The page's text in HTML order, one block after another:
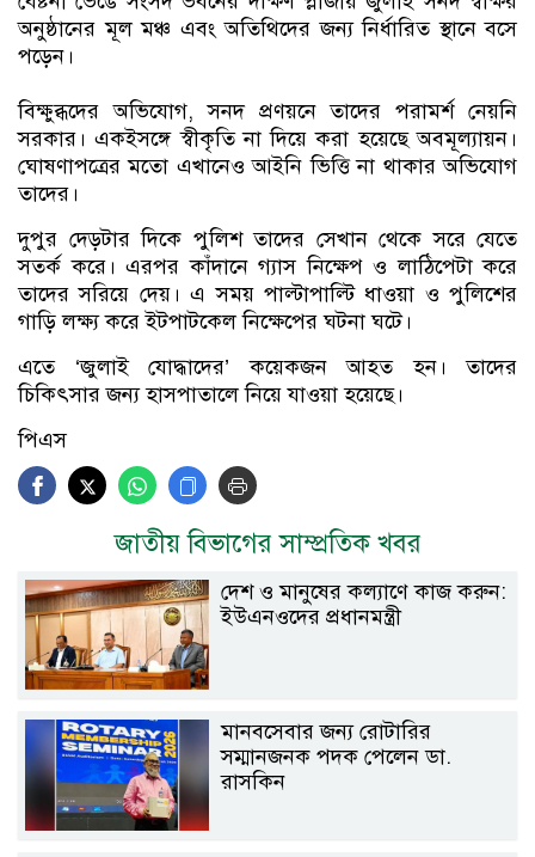
অনুষ্ঠানের মূল মঞ্চ এবং অতিথিদের জন্য নির্ধারিত স্থানে বসে
পড়েন।
বিক্ষুব্ধদের অভিযোগ, সনদ প্রণয়নে তাদের পরামর্শ নেয়নি
সরকার। একইসঙ্গে স্বীকৃতি না দিয়ে করা হয়েছে অবমূল্যায়ন।
ঘোষণাপত্রের মতো এখানেও আইনি ভিত্তি না থাকার অভিযোগ
তাদের।
দুপুর দেড়টার দিকে পুলিশ তাদের সেখান থেকে সরে যেতে
সতর্ক করে। এরপর কাঁদানে গ্যাস নিক্ষেপ ও লাঠিপেটা করে
তাদের সরিয়ে দেয়। এ সময় পাল্টাপাল্টি ধাওয়া ও পুলিশের
গাড়ি লক্ষ্য করে ইটপাটকেল নিক্ষেপের ঘটনা ঘটে।
এতে ‘জুলাই যোদ্ধাদের’ কয়েকজন আহত হন। তাদের
চিকিৎসার জন্য হাসপাতালে নিয়ে যাওয়া হয়েছে।
পিএস
জাতীয় বিভাগের সাম্প্রতিক খবর
দেশ ও মানুষের কল্যাণে কাজ করুন:
ইউএনওদের প্রধানমন্ত্রী
মানবসেবার জন্য রোটারির
সম্মানজনক পদক পেলেন ডা.
রাসকিন